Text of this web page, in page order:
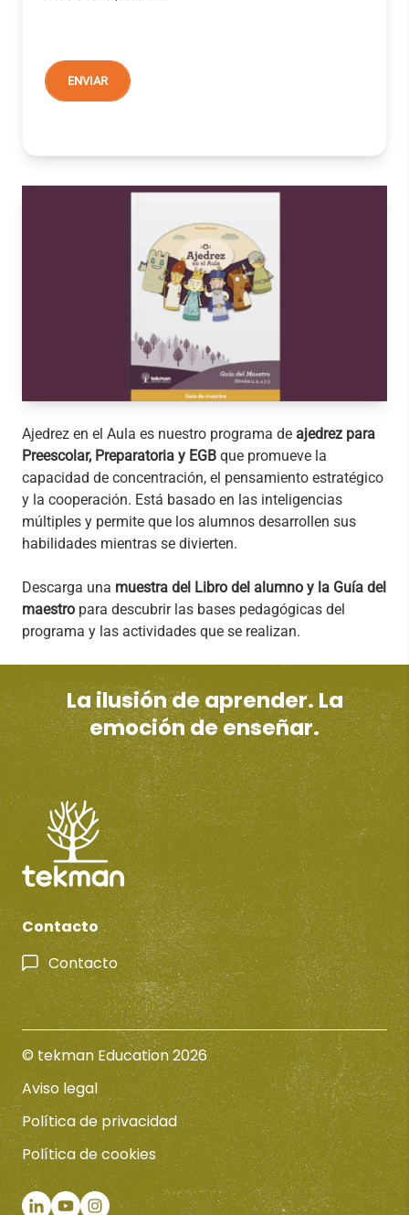
Ajedrez en el Aula es nuestro programa de ajedrez para
Preescolar, Preparatoria y EGB que promueve la
capacidad de concentración, el pensamiento estratégico
y la cooperación. Está basado en las inteligencias
múltiples y permite que los alumnos desarrollen sus
habilidades mientras se divierten.
Descarga una muestra del Libro del alumno y la Guía del
maestro para descubrir las bases pedagógicas del
programa y las actividades que se realizan.
La ilusión de aprender. La
emoción de enseñar.
Contacto
Contacto
© tekman Education 2026
Aviso legal
Política de privacidad
Política de cookies